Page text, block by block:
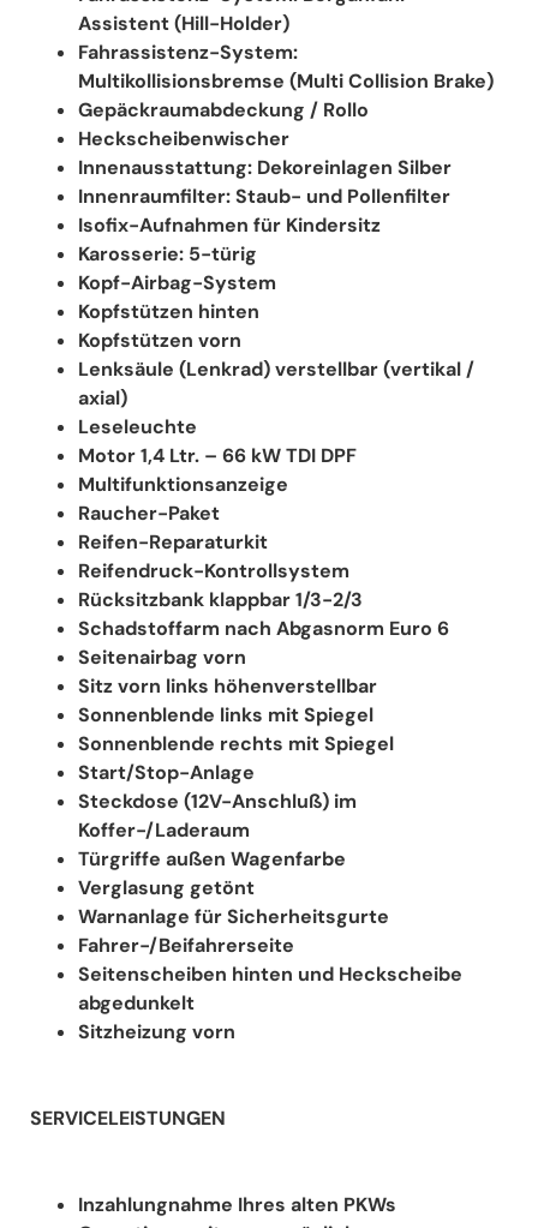
Assistent (Hill-Holder)
Fahrassistenz-System:
Multikollisionsbremse (Multi Collision Brake)
Gepäckraumabdeckung / Rollo
Heckscheibenwischer
Innenausstattung: Dekoreinlagen Silber
Innenraumfilter: Staub- und Pollenfilter
Isofix-Aufnahmen für Kindersitz
Karosserie: 5-türig
Kopf-Airbag-System
Kopfstützen hinten
Kopfstützen vorn
Lenksäule (Lenkrad) verstellbar (vertikal /
axial)
Leseleuchte
Motor 1,4 Ltr. – 66 kW TDI DPF
Multifunktionsanzeige
Raucher-Paket
Reifen-Reparaturkit
Reifendruck-Kontrollsystem
Rücksitzbank klappbar 1/3-2/3
Schadstoffarm nach Abgasnorm Euro 6
Seitenairbag vorn
Sitz vorn links höhenverstellbar
Sonnenblende links mit Spiegel
Sonnenblende rechts mit Spiegel
Start/Stop-Anlage
Steckdose (12V-Anschluß) im
Koffer-/Laderaum
Türgriffe außen Wagenfarbe
Verglasung getönt
Warnanlage für Sicherheitsgurte
Fahrer-/Beifahrerseite
Seitenscheiben hinten und Heckscheibe
abgedunkelt
Sitzheizung vorn
SERVICELEISTUNGEN
Inzahlungnahme Ihres alten PKWs